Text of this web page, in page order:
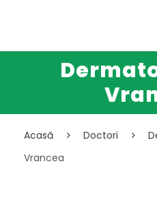
Acasă Doctori
Vrancea